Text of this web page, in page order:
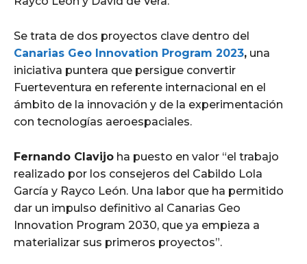
Se trata de dos proyectos clave dentro del
Canarias Geo Innovation Program 2023, una
iniciativa puntera que persigue convertir
Fuerteventura en referente internacional en el
ámbito de la innovación y de la experimentación
con tecnologías aeroespaciales.
Fernando Clavijo ha puesto en valor “el trabajo
realizado por los consejeros del Cabildo Lola
García y Rayco León. Una labor que ha permitido
dar un impulso definitivo al Canarias Geo
Innovation Program 2030, que ya empieza a
materializar sus primeros proyectos”.